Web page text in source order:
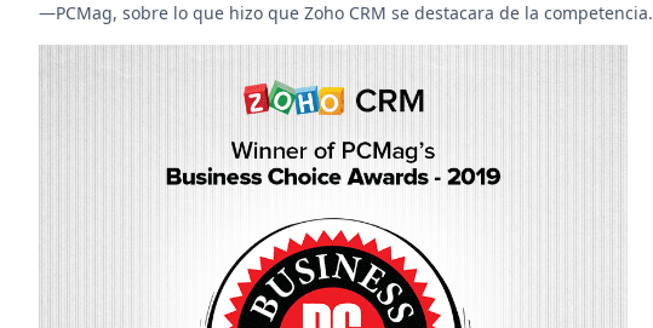
—PCMag, sobre lo que hizo que Zoho CRM se destacara de la competencia.